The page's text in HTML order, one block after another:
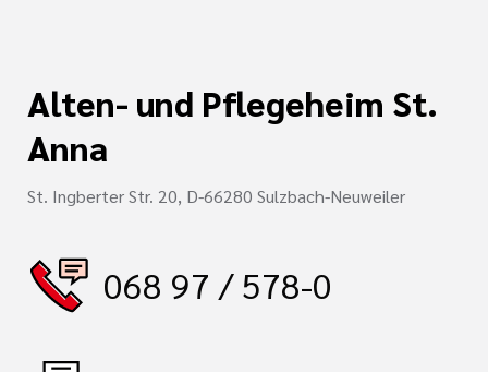
Alten- und Pflegeheim St.
Anna
St. Ingberter Str. 20, D-66280 Sulzbach-Neuweiler
068 97 / 578-0